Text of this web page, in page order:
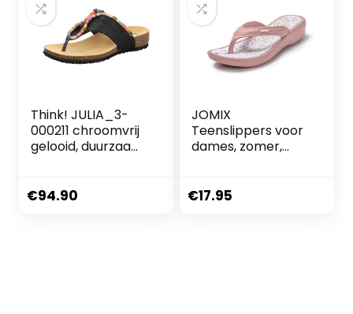
Think! JULIA_3-
000211 chroomvrij
gelooid, duurzaam
€94.90
JOMIX
Teenslippers voor
dames, zomer,
douche,
€17.95